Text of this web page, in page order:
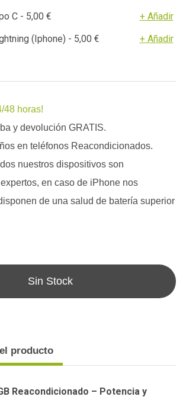
C - 5,00 €
+ Añadir
(Iphone) - 5,00 €
+ Añadir
48 horas!
y devolución GRATIS.
en teléfonos Reacondicionados.
nuestros dispositivos son
en caso de iPhone nos
de una salud de batería superior
Sin Stock
producto
Reacondicionado – Potencia y